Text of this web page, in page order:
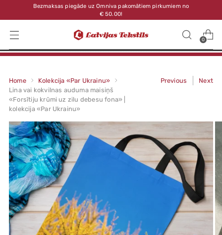
Bezmaksas piegāde uz Omniva pakomātiem pirkumiem no
€ 50.00!
0
Home
Kolekcija «Par Ukrainu»
Lina vai kokvilnas auduma maisiņš
«Forsītiju krūmi uz zilu debesu fona» |
kolekcija «Par Ukrainu»
Previous Next